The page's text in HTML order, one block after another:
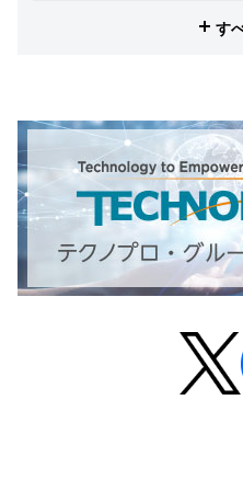
# テクノプロ・エンジニアリング
す